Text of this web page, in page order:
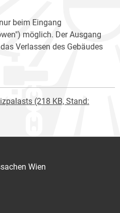
beim Eingang
möglich. Der Ausgang
Verlassen des Gebäudes
(218 KB, Stand:
Wien